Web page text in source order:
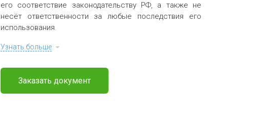
его соответствие законодательству РФ, а также не
несёт ответственности за любые последствия его
использования.
Узнать больше
Заказать документ